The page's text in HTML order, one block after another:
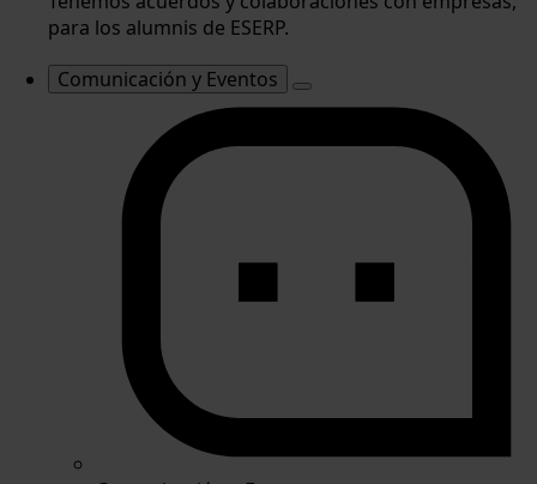
para los alumnis de ESERP.
Comunicación y Eventos